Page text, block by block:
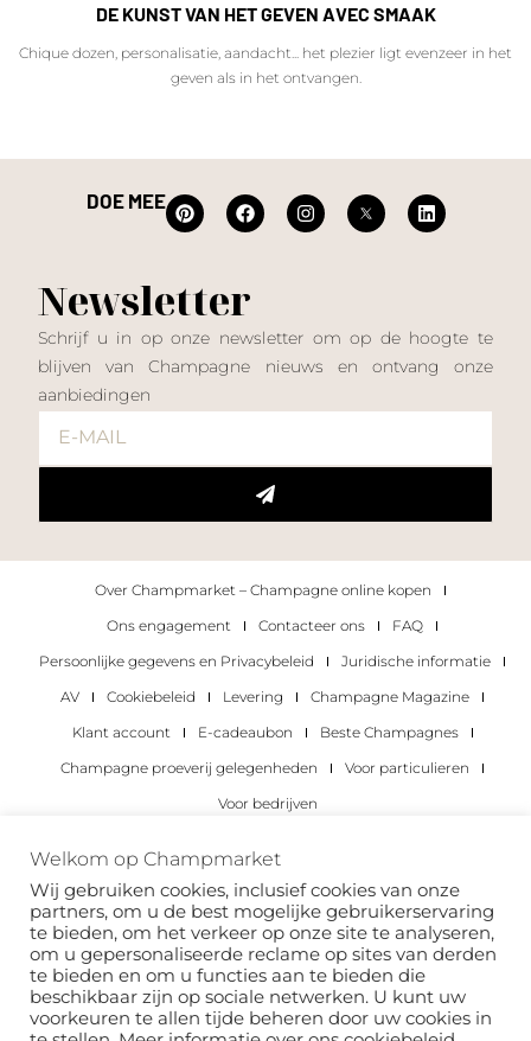
DE KUNST VAN HET GEVEN AVEC SMAAK
Chique dozen, personalisatie, aandacht... het plezier ligt evenzeer in het
geven als in het ontvangen.
DOE MEE
Newsletter
Schrijf u in op onze newsletter om op de hoogte te
blijven van Champagne nieuws en ontvang onze
aanbiedingen
Over Champmarket – Champagne online kopen
Ons engagement
Contacteer ons
FAQ
Persoonlijke gegevens en Privacybeleid
Juridische informatie
AV
Cookiebeleid Levering
Champagne Magazine
Klant account
E-cadeaubon
Beste Champagnes
Champagne proeverij gelegenheden
Voor particulieren
Voor bedrijven
Copyright 2022 © alle rechten voorbehouden.
Welkom op Champmarket
Wij gebruiken cookies, inclusief cookies van onze
partners, om u de best mogelijke gebruikerservaring
te bieden, om het verkeer op onze site te analyseren,
om u gepersonaliseerde reclame op sites van derden
te bieden en om u functies aan te bieden die
beschikbaar zijn op sociale netwerken. U kunt uw
voorkeuren te allen tijde beheren door uw cookies in